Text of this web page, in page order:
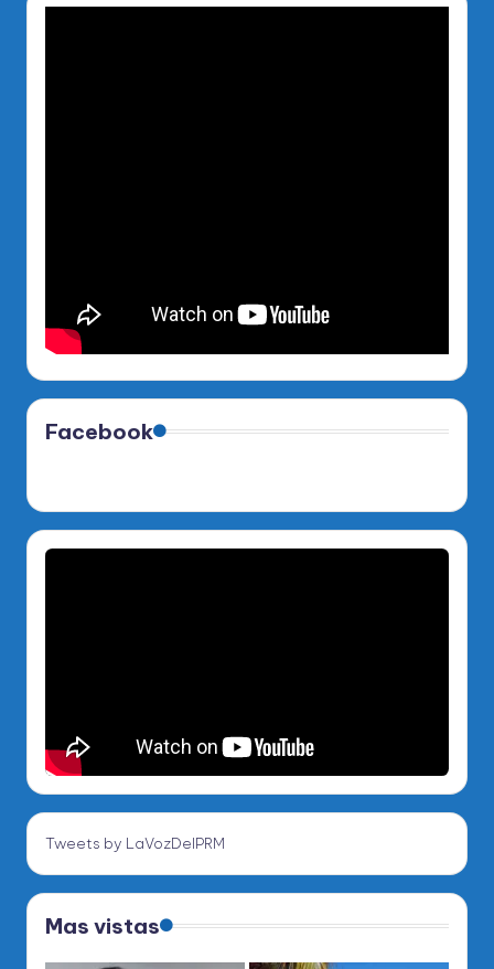
Facebook
Tweets by LaVozDelPRM
Mas vistas